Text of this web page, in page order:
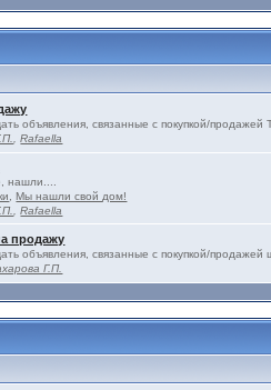
объявления, связанные с покупкой/
,Rafaella
нашли....
,Мы нашли свой дом!
,Rafaella
продажу
объявления, связанные с покупкой/продажей
Г.П.